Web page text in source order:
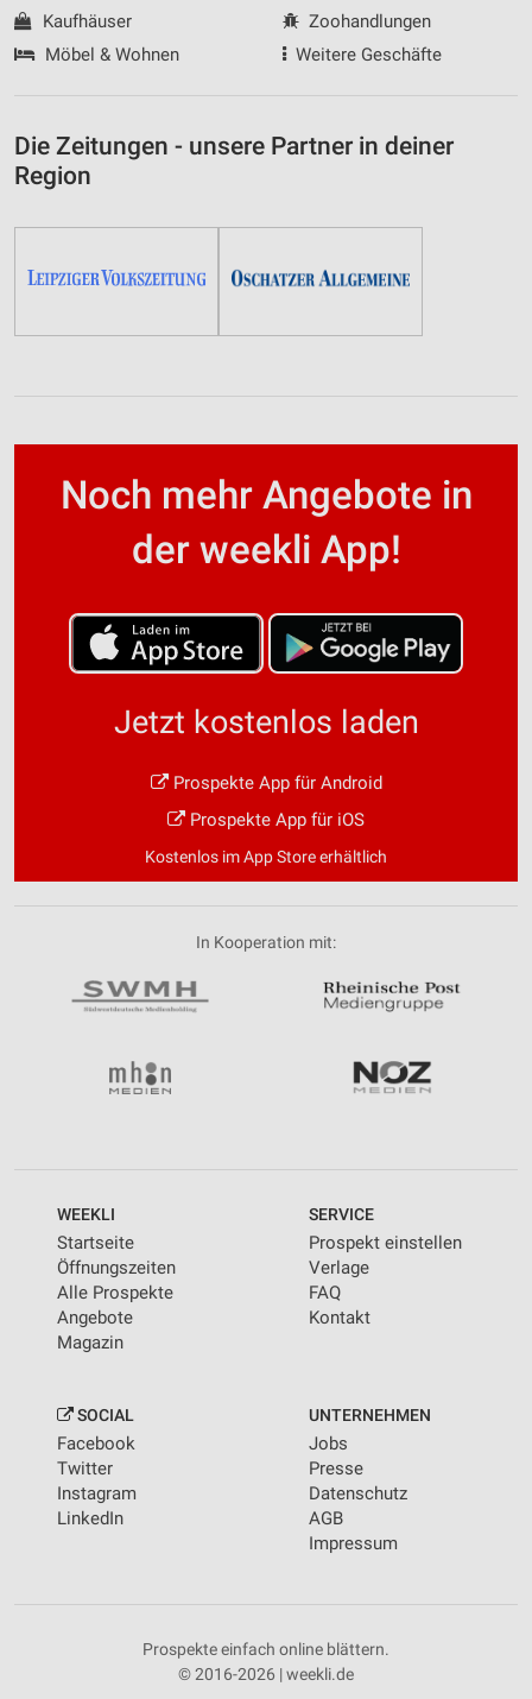
Kaufhäuser
Möbel & Wohnen
Zoohandlungen
Weitere Geschäfte
Die Zeitungen - unsere Partner in deiner
Region
Noch mehr Angebote in
der weekli App!
Jetzt kostenlos laden
Prospekte App für Android
Prospekte App für iOS
Kostenlos im App Store erhältlich
In Kooperation mit:
WEEKLI
Startseite
Öffnungszeiten
Alle Prospekte
Angebote
Magazin
SERVICE
Prospekt einstellen
Verlage
FAQ
Kontakt
SOCIAL
Facebook
Twitter
Instagram
LinkedIn
UNTERNEHMEN
Jobs
Presse
Datenschutz
AGB
Impressum
Prospekte einfach online blättern.
© 2016-2026 | weekli.de